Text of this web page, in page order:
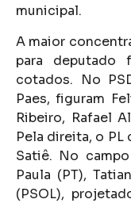
municipal.
A maior
para deputado
cotados. No
Paes, figuram
Ribeiro, Rafael
Pela direita, o PL
Satiê. No
Paula (PT),
(PSOL),